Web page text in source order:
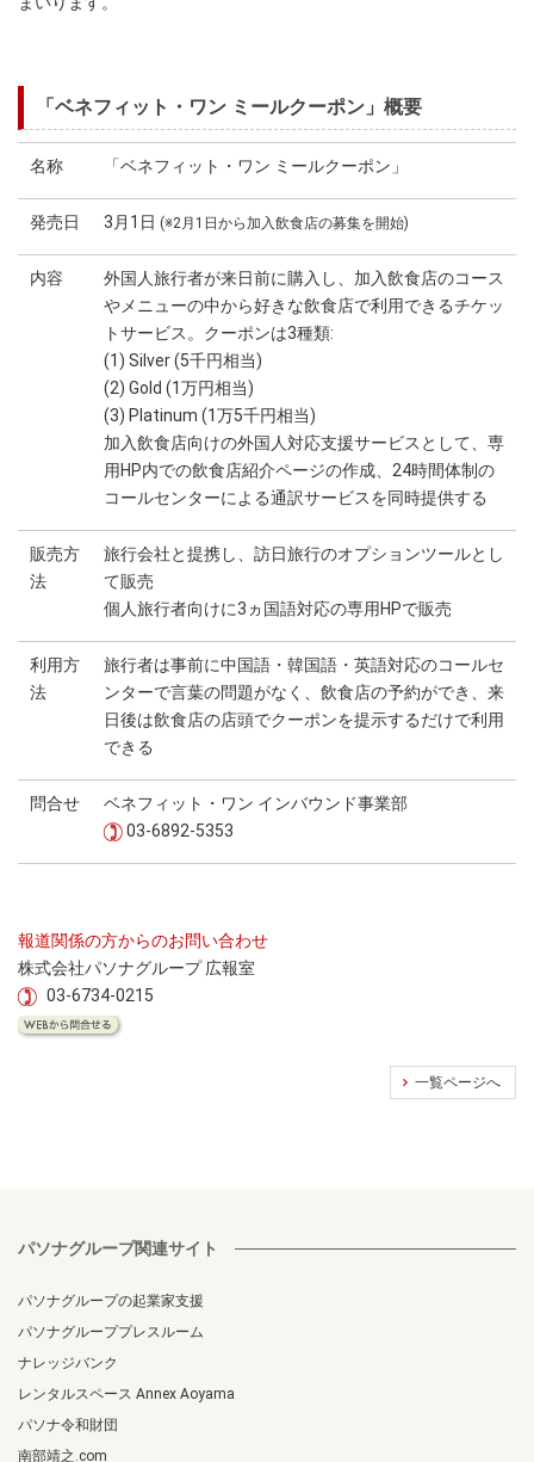
「ベネフィット・ワン ミールクーポン」概要
名称 「ベネフィット・ワン ミールクーポン」
発売日 3月1日 (※2月1日から加入飲食店の募集を開始)
内容
外国人旅行者が来日前に購入し、加入飲食店のコース
やメニューの中から好きな飲食店で利用できるチケッ
トサービス。クーポンは3種類:
(1) Silver (5千円相当)
(2) Gold (1万円相当)
(3) Platinum (1万5千円相当)
加入飲食店向けの外国人対応支援サービスとして、専
用HP内での飲食店紹介ページの作成、24時間体制の
コールセンターによる通訳サービスを同時提供する
販売方
法
旅行会社と提携し、訪日旅行のオプションツールとし
て販売
個人旅行者向けに3ヵ国語対応の専用HPで販売
利用方
法
旅行者は事前に中国語・韓国語・英語対応のコールセ
ンターで言葉の問題がなく、飲食店の予約ができ、来
日後は飲食店の店頭でクーポンを提示するだけで利用
できる
問合せ
ベネフィット・ワン インバウンド事業部
03-6892-5353
報道関係の方からのお問い合わせ
株式会社パソナグループ 広報室
03-6734-0215
一覧ページへ
パソナグループ関連サイト
パソナグループの起業家支援
パソナグループプレスルーム
ナレッジバンク
レンタルスペース Annex Aoyama
パソナ令和財団
南部靖之.com